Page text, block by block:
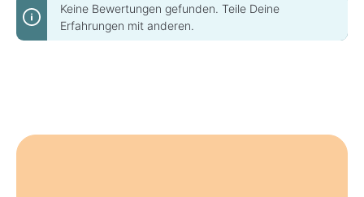
Keine Bewertungen gefunden. Teile Deine
Erfahrungen mit anderen.